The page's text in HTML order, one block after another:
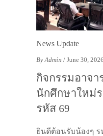
News Update
By Admin / June 30, 2026
กิจกรรมอาจ
นักศึกษาใหม่
รหัส 69
ยินดีต้อนรับน้องๆ